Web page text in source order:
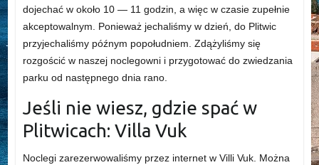
dojechać w około 10 — 11 godzin, a więc w czasie zupełnie
akceptowalnym. Ponieważ jechaliśmy w dzień, do Plitwic
przyjechaliśmy późnym popołudniem. Zdążyliśmy się
rozgościć w naszej noclegowni i przygotować do zwiedzania
parku od następnego dnia rano.
Jeśli nie wiesz, gdzie spać w
Plitwicach: Villa Vuk
Noclegi zarezerwowaliśmy przez internet w Villi Vuk. Można